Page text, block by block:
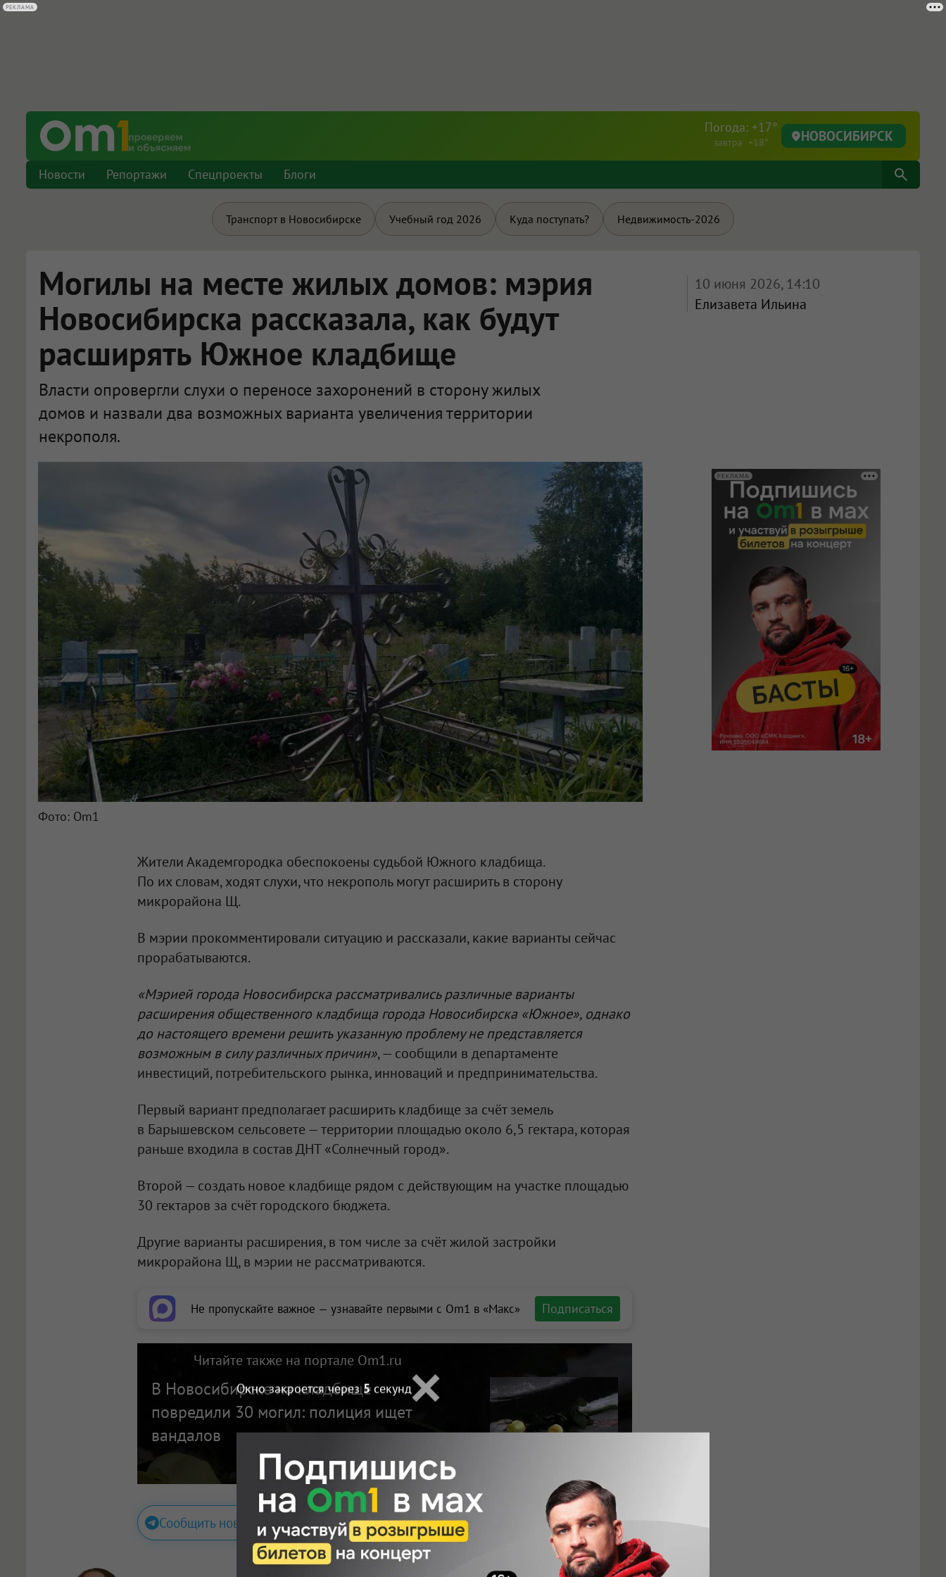
Погода: +17°
завтра +18° НОВОСИБИРСК
Новости Репортажи Спецпроекты Блоги
Транспорт в Новосибирске Учебный год 2026 Куда поступать? Недвижимость-2026
Могилы на месте жилых домов: мэрия
Новосибирска рассказала, как будут
расширять Южное кладбище
Власти опровергли слухи о переносе захоронений в сторону жилых
домов и назвали два возможных варианта увеличения территории
некрополя.
10 июня 2026, 14:10
Елизавета Ильина
РЕКЛАМА
Фото: Om1
Жители Академгородка обеспокоены судьбой Южного кладбища.
По их словам, ходят слухи, что некрополь могут расширить в сторону
микрорайона Щ.
В мэрии прокомментировали ситуацию и рассказали, какие варианты сейчас
прорабатываются.
«Мэрией города Новосибирска рассматривались различные варианты
расширения общественного кладбища города Новосибирска «Южное», однако
до настоящего времени решить указанную проблему не представляется
возможным в силу различных причин», — сообщили в департаменте
инвестиций, потребительского рынка, инноваций и предпринимательства.
Первый вариант предполагает расширить кладбище за счёт земель
в Барышевском сельсовете — территории площадью около 6,5 гектара, которая
раньше входила в состав ДНТ «Солнечный город».
Второй — создать новое кладбище рядом с действующим на участке площадью
30 гектаров за счёт городского бюджета.
Другие варианты расширения, в том числе за счёт жилой застройки
микрорайона Щ, в мэрии не рассматриваются.
Не пропускайте важное — узнавайте первыми с Om1 в «Макс» Подписаться
Читайте также на портале Om1.ru
В Новосибирске на кладбище
повредили 30 могил: полиция ищет
вандалов
Сообщить новость Размещение рекламы Телеграм
Окно закроется через4секунд
РЕКЛАМА